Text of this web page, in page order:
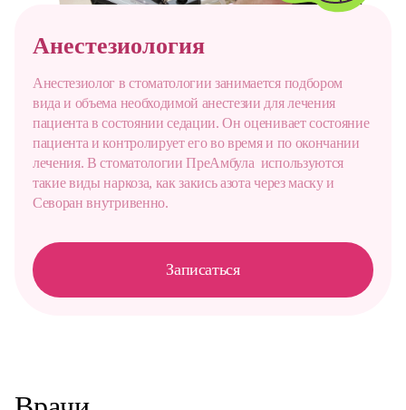
Анестезиология
Анестезиолог в стоматологии занимается подбором
вида и объема необходимой анестезии для лечения
пациента в состоянии седации. Он оценивает состояние
пациента и контролирует его во время и по окончании
лечения. В стоматологии ПреАмбула используются
такие виды наркоза, как закись азота через маску и
Севоран внутривенно.
Записаться